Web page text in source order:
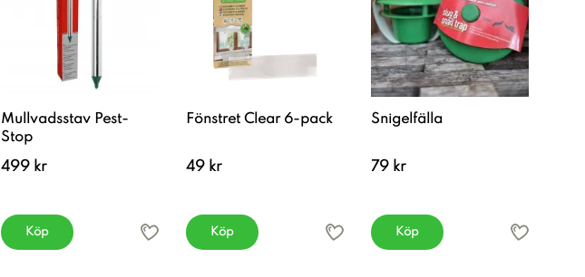
Mullvadsstav Pest-
Stop
499 kr
Köp
Fönstret Clear 6-pack
49 kr
Köp
Snigelfälla
79 kr
Köp